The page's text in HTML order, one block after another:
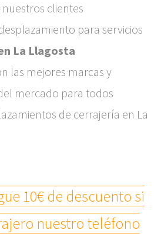
clientes
para servicios
La Llagosta
las mejores marcas y
mercado para todos
de cerrajería en La
10€ de descuento si
nuestro teléfono